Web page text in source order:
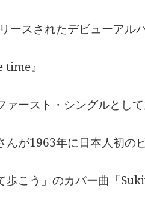
ースされたデビューアル
time』
ァースト・シングルとして
んが1963年に日本人初
歩こう」のカバー曲「